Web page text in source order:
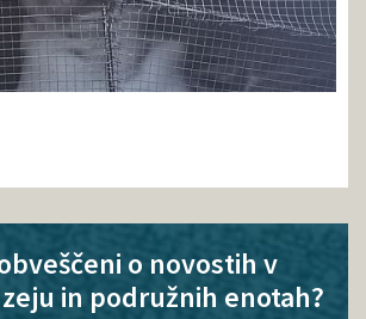
o novostih v
in podružnih enotah?